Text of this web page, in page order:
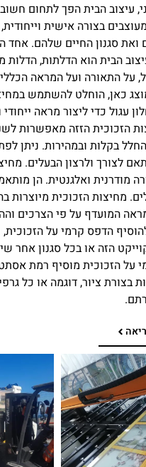
עיצוב הבית הפך לתחום
בצורה אישית
ואת סגנון החיים שלהם. אחד
הבית הוא הדלתות,
על התאורה ועל המראה
כאן, הוחלט להשתמש
עגול כדי ליצור מראה
הזכוכית הזזה מאפשרות
בקלות ובמהירות. ניתן
לצורך ולרצון הבעלים.
מודרנית ואלגנטית. הן
מחיצות הזכוכית מיוצרות
המועדף על פי הצרכים
הדפס קרמי על הזכוכית,
הזה או בכל סגנון אחר
על הזכוכית מוסיף רמת
בצורת ציור, דוגמה או כל